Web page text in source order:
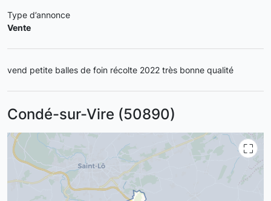
Type d’annonce
Vente
vend petite balles de foin récolte 2022 très bonne qualité
Condé-sur-Vire (50890)